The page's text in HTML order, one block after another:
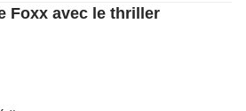
Foxx avec le thriller